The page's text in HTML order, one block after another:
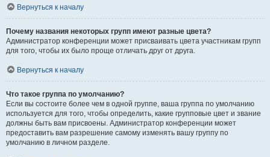
Вернуться к началу
Почему названия некоторых групп имеют разные цвета?
Администратор конференции может присваивать цвета участникам групп
для того, чтобы их было проще отличать друг от друга.
Вернуться к началу
Что такое группа по умолчанию?
Если вы состоите более чем в одной группе, ваша группа по умолчанию
используется для того, чтобы определить, какие групповые цвет и звание
должны быть вам присвоены. Администратор конференции может
предоставить вам разрешение самому изменять вашу группу по
умолчанию в личном разделе.